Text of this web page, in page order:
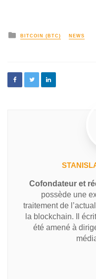
BITCOIN (BTC) NEWS
Cofondateur et
possède une
traitement de
la blockchain. Il
été amené à